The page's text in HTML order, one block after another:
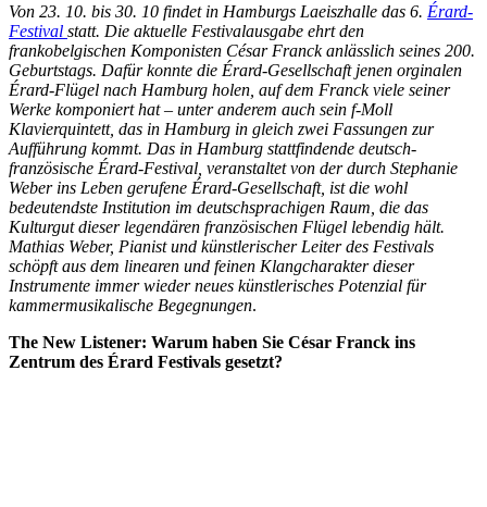
Von 23. 10. bis 30. 10 findet in Hamburgs Laeiszhalle das 6. Érard-
Festival statt. Die aktuelle Festivalausgabe ehrt den
frankobelgischen Komponisten César Franck anlässlich seines 200.
Geburtstags. Dafür konnte die Érard-Gesellschaft jenen orginalen
Érard-Flügel nach Hamburg holen, auf dem Franck viele seiner
Werke komponiert hat – unter anderem auch sein f-Moll
Klavierquintett, das in Hamburg in gleich zwei Fassungen zur
Aufführung kommt. Das in Hamburg stattfindende deutsch-
französische Érard-Festival, veranstaltet von der durch Stephanie
Weber ins Leben gerufene Érard-Gesellschaft, ist die wohl
bedeutendste Institution im deutschsprachigen Raum, die das
Kulturgut dieser legendären französischen Flügel lebendig hält.
Mathias Weber, Pianist und künstlerischer Leiter des Festivals
schöpft aus dem linearen und feinen Klangcharakter dieser
Instrumente immer wieder neues künstlerisches Potenzial für
kammermusikalische Begegnungen.
The New Listener: Warum haben Sie César Franck ins
Zentrum des Érard Festivals gesetzt?